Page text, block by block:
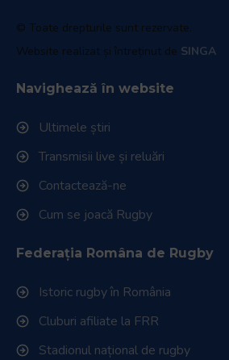
© Toate drepturile sunt rezervate.
Website realizat și întreținut de SINGA
Navighează în website
Ultimele știri
Transmisii live și reluări
Contactează-ne
Cum se joacă Rugby
Federația Româna de Rugby
Istoric rugby în România
Cluburi afiliate la FRR
Stadionul național de rugby